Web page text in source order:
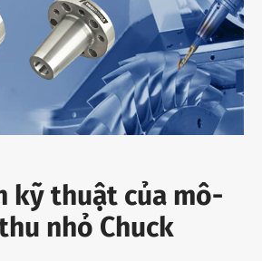
kỹ thuật của mô-
nhỏ Chuck